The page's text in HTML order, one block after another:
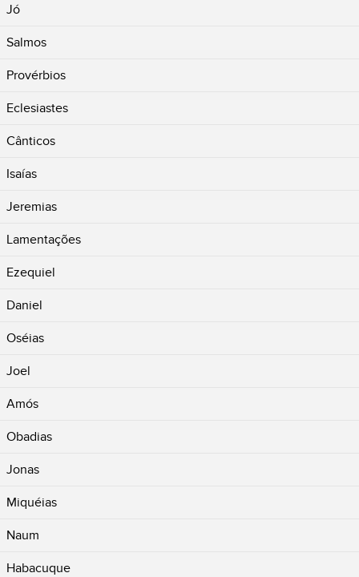
Jó
Salmos
Provérbios
Eclesiastes
Cânticos
Isaías
Jeremias
Lamentações
Ezequiel
Daniel
Oséias
Joel
Amós
Obadias
Jonas
Miquéias
Naum
Habacuque